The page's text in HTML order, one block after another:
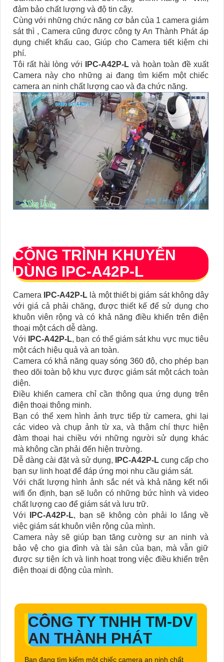
đảm bảo chất lượng và độ tin cậy.
Cùng với những chức năng cơ bản của 1 camera giám
sát thì , Camera cũng được công ty An Thành Phát áp
dụng chiết khấu cao, Giúp cho Camera tiết kiệm chi
phí.
Tôi rất hài lòng với
IPC-A42P-L và hoàn toàn đề xuất
Camera này cho những ai đang tìm kiếm một chiếc
camera an ninh chất lượng cao và đa chức năng.
CÔNG TRÌNH KHUYÊN
DÙNG IPC-A42P-L
Camera IPC-A42P-L là một thiết bị giám sát không dây
với giá cả phải chăng, được thiết kế để sử dụng cho
khuôn viên rộng và có khả năng điều khiển trên điện
thoại một cách dễ dàng.
Với
IPC-A42P-L, bạn có thể giám sát khu vực mục tiêu
một cách hiệu quả và an toàn.
Camera có khả năng quay sóng 360 độ, cho phép bạn
theo dõi toàn bộ khu vực được giám sát một cách toàn
diện.
Điều khiển camera chỉ cần thông qua ứng dụng trên
điện thoại thông minh.
Bạn có thể xem hình ảnh trực tiếp từ camera, ghi lại
các video và chụp ảnh từ xa, và thậm chí thực hiện
đàm thoại hai chiều với những người sử dụng khác
mà không cần phải đến hiện trường.
Dễ dàng cài đặt và sử dụng,
IPC-A42P-L cung cấp cho
bạn sự linh hoạt để đáp ứng mọi nhu cầu giám sát.
Với chất lượng hình ảnh sắc nét và khả năng kết nối
wifi ổn định, bạn sẽ luôn có những bức hình và video
chất lượng cao để giám sát và lưu trữ.
Với
IPC-A42P-L, bạn sẽ không còn phải lo lắng về
việc giám sát khuôn viên rộng của mình.
Camera này sẽ giúp bạn tăng cường sự an ninh và
bảo vệ cho gia đình và tài sản của bạn, mà vẫn giữ
được sự tiện ích và linh hoạt trong việc điều khiển trên
điện thoại di động của mình.
CÔNG TY TNHH TM-DV
AN THÀNH PHÁT
Bạn đang tìm kiếm một chiếc camera an ninh chất